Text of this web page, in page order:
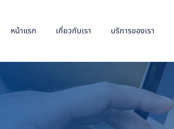
หน้าแรก เกี่ยวกับเรา บริการของเรา